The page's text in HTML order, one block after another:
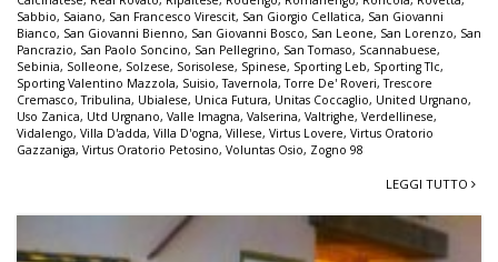
Sabbio, Saiano, San Francesco Virescit, San Giorgio Cellatica, San Giovanni
Bianco, San Giovanni Bienno, San Giovanni Bosco, San Leone, San Lorenzo, San
Pancrazio, San Paolo Soncino, San Pellegrino, San Tomaso, Scannabuese,
Sebinia, Solleone, Solzese, Sorisolese, Spinese, Sporting Leb, Sporting Tlc,
Sporting Valentino Mazzola, Suisio,Tavernola,Torre De' Roveri,Trescore
Cremasco,Tribulina, Ubialese, Unica Futura, Unitas Coccaglio, United Urgnano,
Uso Zanica, Utd Urgnano, Valle Imagna, Valserina, Valtrighe, Verdellinese,
Vidalengo, Villa D'adda, Villa D'ogna, Villese, Virtus Lovere, Virtus Oratorio
Gazzaniga, Virtus Oratorio Petosino, Voluntas Osio, Zogno 98
LEGGI TUTTO